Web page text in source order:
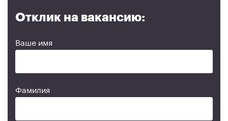
Отклик на вакансию:
Ваше имя
Фамилия